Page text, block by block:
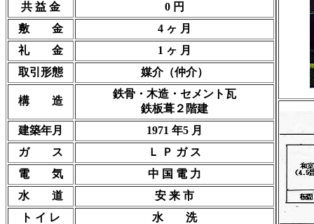
共 益 金
0 円
敷 金
4 ヶ 月
礼 金
1 ヶ 月
取引形態
媒介（仲介）
構 造
鉄骨・木造・セメント瓦
鉄板葺２階建
建築年月
1971 年5 月
ガ ス
Ｌ Ｐ ガ ス
電 気
中 国 電 力
水 道
安 来 市
ト イ レ
水 洗